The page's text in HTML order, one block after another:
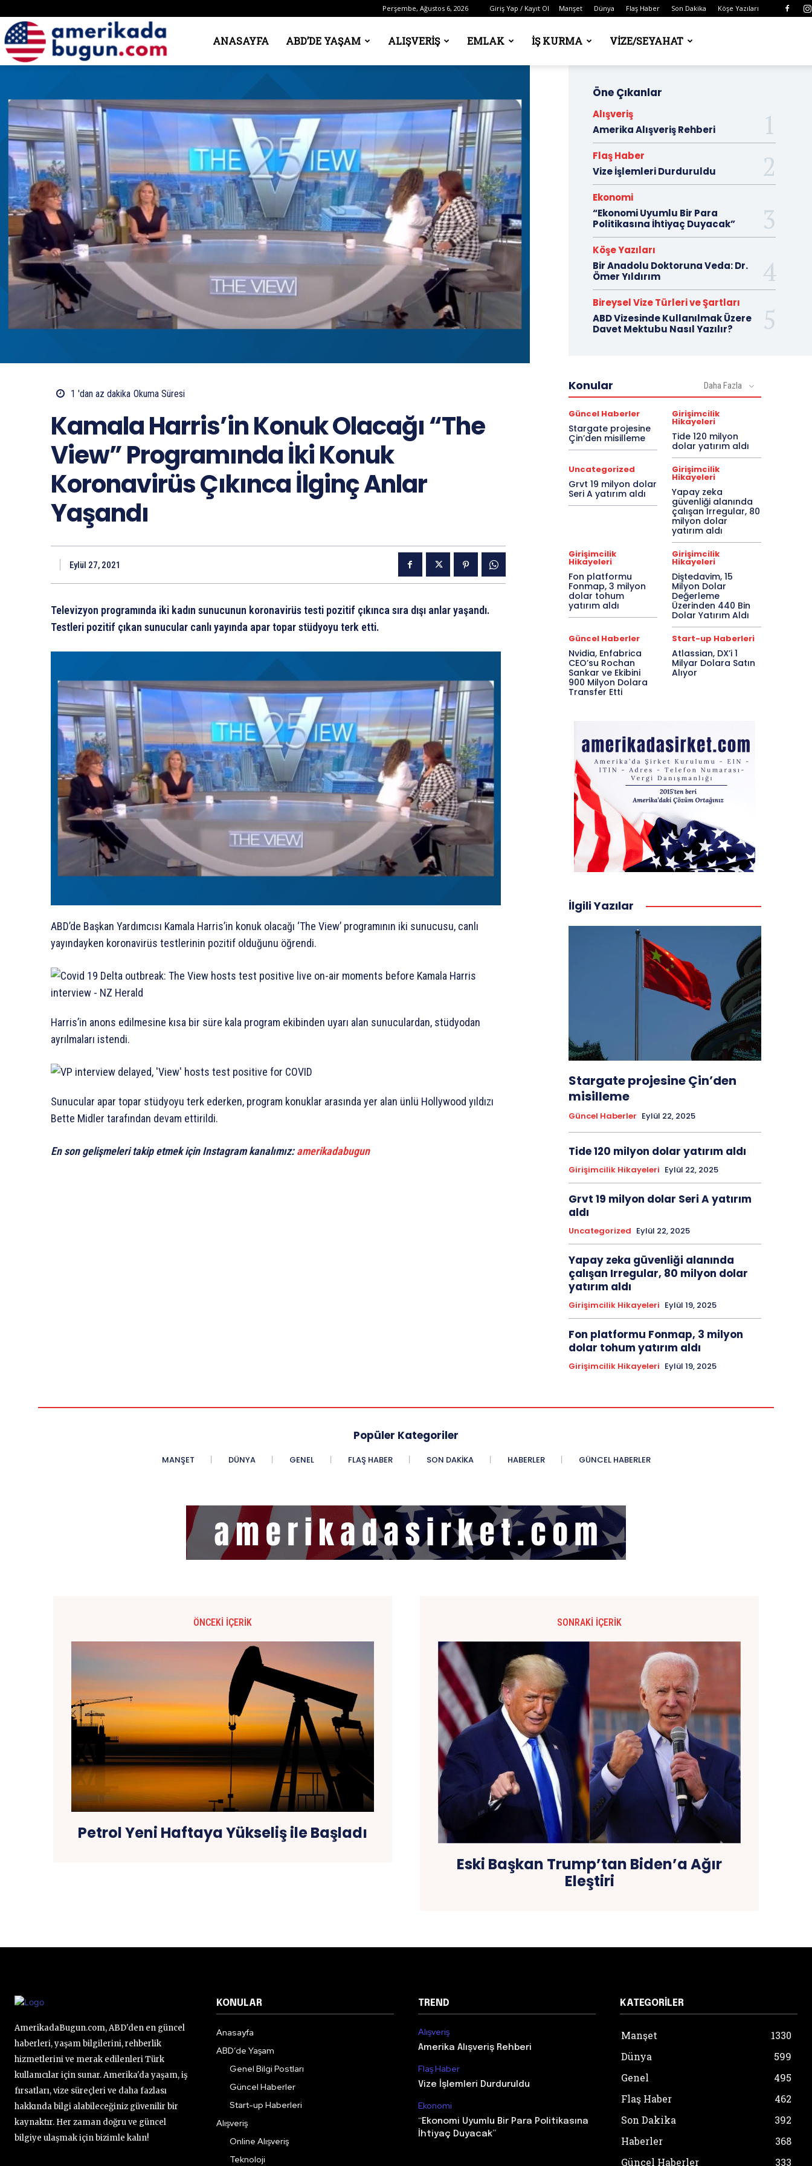
Perşembe, Ağustos 6, 2026 Giriş Yap / Kayıt Ol Manşet Dünya Flaş Haber Son Dakika Köşe Yazıları
Amerika’daANASAYFA ABD’DE YAŞAM ALIŞVERIŞ EMLAK İŞ KURMA VIZE/SEYAHAT
1 'dan az dakika Okuma Süresi
Kamala Harris’in Konuk Olacağı “The
View” Programında İki Konuk
Koronavirüs Çıkınca İlginç Anlar
Yaşandı
Eylül 27, 2021
Televizyon programında iki kadın sunucunun koronavirüs testi pozitif çıkınca sıra dışı anlar yaşandı.
Testleri pozitif çıkan sunucular canlı yayında apar topar stüdyoyu terk etti.
ABD’de Başkan Yardımcısı Kamala Harris’in konuk olacağı ‘The View’ programının iki sunucusu, canlı
yayındayken koronavirüs testlerinin pozitif olduğunu öğrendi.
Harris’in anons edilmesine kısa bir süre kala program ekibinden uyarı alan sunuculardan, stüdyodan
ayrılmaları istendi.
Sunucular apar topar stüdyoyu terk ederken, program konuklar arasında yer alan ünlü Hollywood yıldızı
Bette Midler tarafından devam ettirildi.
En son gelişmeleri takip etmek için Instagram kanalımız:amerikadabugun
Öne Çıkanlar
Alışveriş
Amerika Alışveriş Rehberi
Flaş Haber
Vize İşlemleri Durduruldu
Ekonomi
“Ekonomi Uyumlu Bir Para
Politikasına İhtiyaç Duyacak”
Köşe Yazıları
Bir Anadolu Doktoruna Veda: Dr.
Ömer Yıldırım
Bireysel Vize Türleri ve Şartları
ABD Vizesinde Kullanılmak Üzere
Davet Mektubu Nasıl Yazılır?
Konular Daha Fazla
Güncel Haberler
Stargate projesine
Çin’den misilleme
Girişimcilik
Hikayeleri
Tide 120 milyon
dolar yatırım aldı
Uncategorized
Grvt 19 milyon dolar
Seri A yatırım aldı
Girişimcilik
Hikayeleri
Yapay zeka
güvenliği alanında
çalışan Irregular, 80
milyon dolar
yatırım aldı
Girişimcilik
Hikayeleri
Fon platformu
Fonmap, 3 milyon
dolar tohum
yatırım aldı
Girişimcilik
Hikayeleri
Diştedavim, 15
Milyon Dolar
Değerleme
Üzerinden 440 Bin
Dolar Yatırım Aldı
Güncel Haberler
Nvidia, Enfabrica
CEO’su Rochan
Sankar ve Ekibini
900 Milyon Dolara
Transfer Etti
Start-up Haberleri
Atlassian, DX’i 1
Milyar Dolara Satın
Alıyor
İlgili Yazılar
Stargate projesine Çin’den
misilleme
Güncel Haberler Eylül 22, 2025
Tide 120 milyon dolar yatırım aldı
Girişimcilik Hikayeleri Eylül 22, 2025
Grvt 19 milyon dolar Seri A yatırım
aldı
Uncategorized Eylül 22, 2025
Yapay zeka güvenliği alanında
çalışan Irregular, 80 milyon dolar
yatırım aldı
Girişimcilik Hikayeleri Eylül 19, 2025
Fon platformu Fonmap, 3 milyon
dolar tohum yatırım aldı
Girişimcilik Hikayeleri Eylül 19, 2025
Popüler Kategoriler
MANŞET DÜNYA GENEL FLAŞ HABER SON DAKIKA HABERLER GÜNCEL HABERLER
ÖNCEKI İÇERIK
Petrol Yeni Haftaya Yükseliş ile Başladı
SONRAKI İÇERIK
Eski Başkan Trump’tan Biden’a Ağır
Eleştiri
AmerikadaBugun.com, ABD'den en güncel
haberleri, yaşam bilgilerini, rehberlik
hizmetlerini ve merak edilenleri Türk
kullanıcılar için sunar. Amerika'da yaşam, iş
fırsatları, vize süreçleri ve daha fazlası
hakkında bilgi alabileceğiniz güvenilir bir
kaynaktır. Her zaman doğru ve güncel
bilgiye ulaşmak için bizimle kalın!
KONULAR
Anasayfa
ABD’de Yaşam
Genel Bilgi Postları
Güncel Haberler
Start-up Haberleri
Alışveriş
Online Alışveriş
Teknoloji
TREND
Alışveriş
Amerika Alışveriş Rehberi
Flaş Haber
Vize İşlemleri Durduruldu
Ekonomi
“Ekonomi Uyumlu Bir Para Politikasına
İhtiyaç Duyacak”
KATEGORILER
Manşet
1330
Dünya
599
Genel
495
Flaş Haber
462
Son Dakika
392
Haberler
368
Güncel Haberler
333